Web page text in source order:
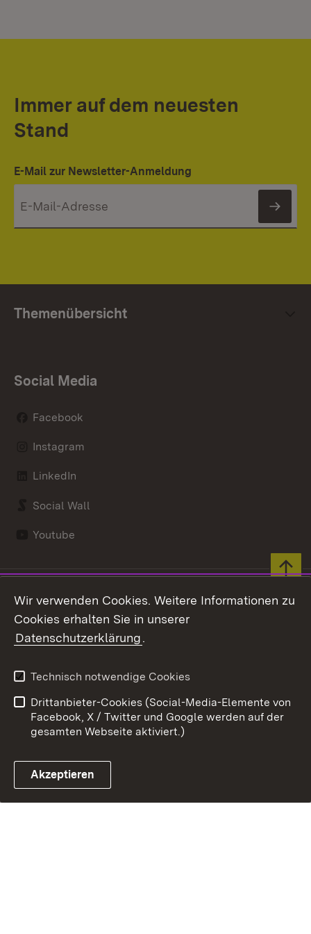
Immer auf dem neuesten
Stand
E-Mail zur Newsletter-Anmeldung
Themenübersicht
Social Media
Facebook
Instagram
LinkedIn
Social Wall
Youtube
Link zum Landesportal
Kontakt
Datenschutz
Benutzungshinweise
Erklärung zur
Wir verwenden Cookies. Weitere Informationen zu
Cookies erhalten Sie in unserer
Datenschutzerklärung.
Technisch notwendige Cookies
Drittanbieter-Cookies (Social-Media-Elemente von
Facebook, X / Twitter und Google werden auf der
gesamten Webseite aktiviert.)
Akzeptieren